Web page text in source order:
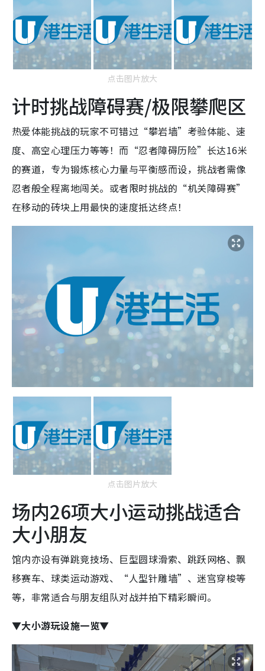
点击图片放大
计时挑战障碍赛/极限攀爬区
热爱体能挑战的玩家不可错过“攀岩墙”考验体能、速
度、高空心理压力等等！而“忍者障碍历险”长达16米
的赛道，专为锻炼核心力量与平衡感而设，挑战者需像
忍者般全程离地闯关。或者限时挑战的“机关障碍赛”
在移动的砖块上用最快的速度抵达终点！
点击图片放大
场内26项大小运动挑战适合
大小朋友
馆内亦设有弹跳竞技场、巨型圆球滑索、 跳跃网格、飘
移赛车、球类运动游戏、“人型针雕墙”、迷宫穿梭等
等，非常适合与朋友组队对战并拍下精彩瞬间。
▼大小游玩设施一览▼